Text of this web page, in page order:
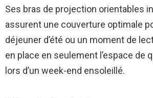
Ses bras de projection orientables
assurent une couverture optimale
déjeuner d’été ou un moment de
en place en seulement l’espace de
lors d’un week-end ensoleillé.